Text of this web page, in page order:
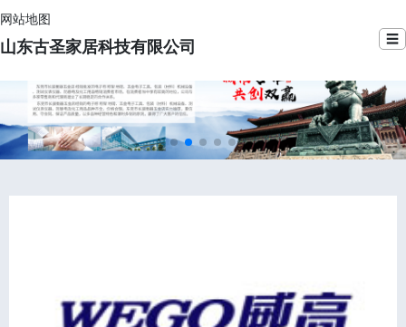
网站地图
山东古圣家居科技有限公司 ☰